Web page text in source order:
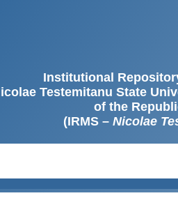
Institutional
Testemitanu State
of the
(IRMS – Nicolae